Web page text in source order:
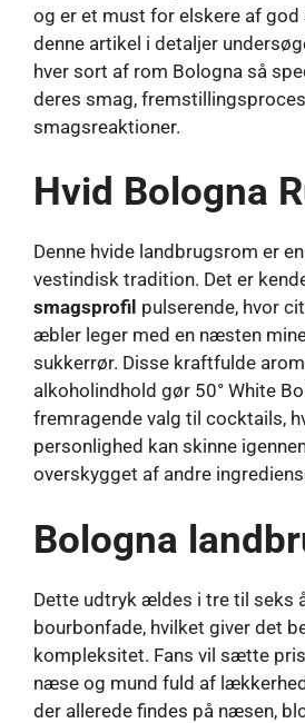
og er et must for elskere af god
denne artikel i detaljer
hver sort af rom Bologna så
deres smag,
smagsreaktioner.
Hvid Bologna
Denne hvide landbrugsrom er
vestindisk tradition. Det er
smagsprofil pulserende, hvor
æbler leger med en næsten
sukkerrør. Disse kraftfulde
alkoholindhold gør 50° White
fremragende valg til cocktails,
personlighed kan skinne
overskygget af andre
Bologna
Dette udtryk ældes i tre til seks
bourbonfade, hvilket giver det
kompleksitet. Fans vil sætte
næse og mund fuld af
der allerede findes på næsen,